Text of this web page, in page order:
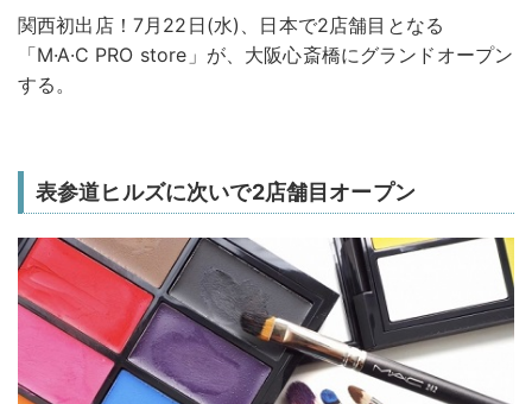
関西初出店！7月22日(水)、日本で2店舗目となる
「M·A·C PRO store」が、大阪心斎橋にグランドオープン
する。
表参道ヒルズに次いで2店舗目オープン